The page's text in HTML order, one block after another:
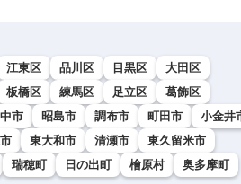
江東区 品川区 目黒区
大田区
板橋区 練馬区 足立区
葛飾区
市 昭島市 調布市 町田市
小金井
東大和市 清瀬市
東久留米市
瑞穂町 日の出町 檜原村 奥多摩町